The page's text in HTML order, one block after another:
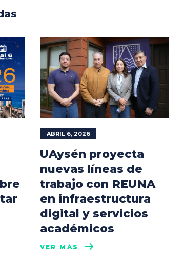
ABRIL 6, 2026
UAysén proyecta
nuevas líneas de
trabajo con REUNA
en infraestructura
digital y servicios
académicos
VER MÁS